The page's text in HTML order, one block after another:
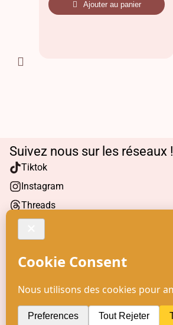
Ajouter au panier
Suivez nous sur les réseaux !
Tiktok
Instagram
Threads